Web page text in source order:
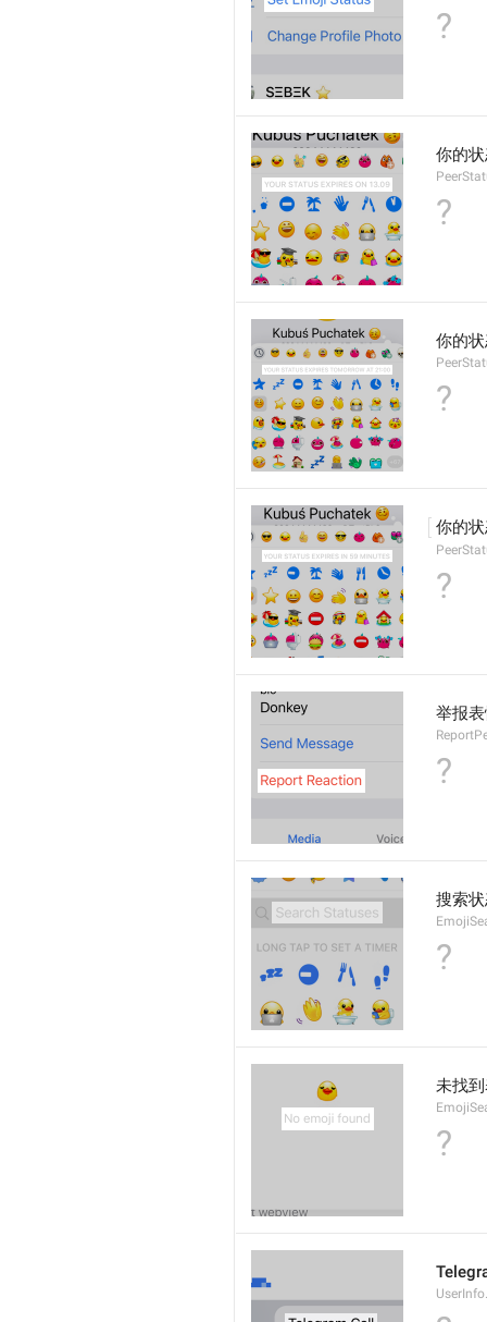
?
你的
?
你的
?
你的
?
举报
?
搜索
?
未找
?